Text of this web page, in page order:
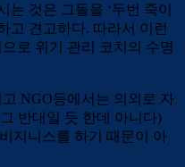
것은 그들을 ‘두번 죽이
고 견고하다. 따라서 이런
로 위기 관리 코치의 수명
NGO등에서는 의외로 자
반대일 듯 한데 아니다)
지니스를 하기 때문이 아